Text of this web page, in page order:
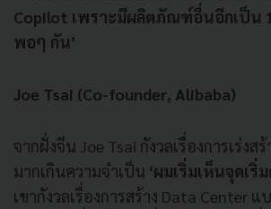
Copilot เพราะมีผลิตภัณฑ์อื่นอีกเป็น
พอๆ กัน’
Joe Tsai (Co-founder, Alibaba)
จากฝั่งจีน Joe Tsai กังวลเรื่องการเร่ง
มากเกินความจำเป็น ‘ผมเริ่มเห็นจุดเ
เขากังวลเรื่องการสร้าง Data Center แ